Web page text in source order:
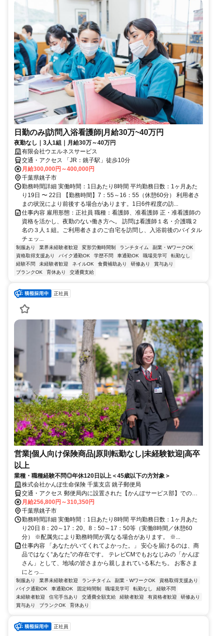
日勤のみ|訪問入浴看護師|月給30万~40万円
夜勤なし｜3人1組｜月給30万～40万円
有限会社ウエルネスサービス
交通・アクセス 「JR：銚子駅」徒歩10分
月給300,000円～400,000円
千葉県銚子市
勤務時間詳細 実働時間：1日あたり8時間 平均勤務日数：1ヶ月あた
り19日 〜 22日 【勤務時間】7：55～16：55（休憩60分） 利用者さ
まの状況により前後する場合があります。1日6件程度の訪...
仕事内容 雇用形態：正社員 職種：看護師、准看護師 正・准看護師の
資格を活かし、夜勤のない働き方へ。 訪問は看護師１名・介護職２
名の３人１組。ご利用者さまのご自宅を訪問し、入浴前後のバイタル
チェッ...
制服あり 業界未経験者歓迎 変形労働時間制 ランチタイム
副業・WワークOK
資格取得支援あり
バイク通勤OK 学歴不問 車通勤OK 職場見学可
転勤なし
経験不問
未経験者歓迎 ネイルOK 食費補助あり 研修あり
賞与あり
ブランクOK
育休あり 交通費支給
正社員
営業|個人向け保険商品|原則転勤なし|未経験歓迎|高卒
以上
業種・職種経験不問◎年休120日以上＜45歳以下の方対象＞
株式会社かんぽ生命保険 千葉支店 銚子郵便局
交通・アクセス 郵便局内に設置された【かんぽサービス部】での勤
務となります
月給256,800円～310,350円
千葉県銚子市
勤務時間詳細 実働時間：1日あたり8時間 平均勤務日数：1ヶ月あた
り20日 8：20～17：20、8：50～17：50等（実働8時間／休憩60
分） ※配属先により勤務時間が異なる場合があります。 ※...
仕事内容 「あなたがいてくれてよかった。」 安心を届けるのは、商
品ではなく“あなた”の存在です。 テレビCMでもおなじみの「かんぽ
さん」として、地域の皆さまから親しまれている私たち。 お客さま
にとっ...
制服あり 業界未経験者歓迎 ランチタイム 副業・WワークOK
資格取得支援あり
バイク通勤OK
車通勤OK 固定時間制 職場見学可 転勤なし
経験不問
未経験者歓迎
住宅手当あり 交通費全額支給 経験者歓迎 有資格者歓迎
研修あり
賞与あり
ブランクOK 育休あり
正社員